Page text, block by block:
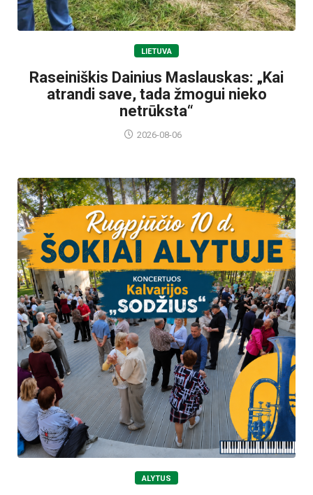
LIETUVA
Raseiniškis Dainius Maslauskas: „Kai
atrandi save, tada žmogui nieko
netrūksta“
2026-08-06
ALYTUS